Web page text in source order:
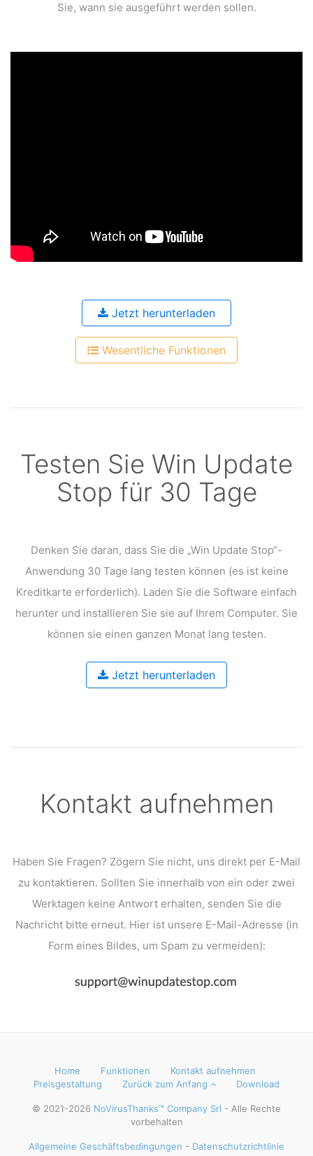
Sie, wann sie ausgeführt werden sollen.
Jetzt herunterladen
Wesentliche Funktionen
Testen Sie Win Update
Stop für 30 Tage
Denken Sie daran, dass Sie die „Win Update Stop“-
Anwendung 30 Tage lang testen können (es ist keine
Kreditkarte erforderlich). Laden Sie die Software einfach
herunter und installieren Sie sie auf Ihrem Computer. Sie
können sie einen ganzen Monat lang testen.
Jetzt herunterladen
Kontakt aufnehmen
Haben Sie Fragen? Zögern Sie nicht, uns direkt per E-Mail
zu kontaktieren. Sollten Sie innerhalb von ein oder zwei
Werktagen keine Antwort erhalten, senden Sie die
Nachricht bitte erneut. Hier ist unsere E-Mail-Adresse (in
Form eines Bildes, um Spam zu vermeiden):
Home Funktionen
Kontakt aufnehmen
Preisgestaltung
Zurück zum Anfang Download
© 2021-2026 NoVirusThanks™ Company Srl - Alle Rechte
vorbehalten
Allgemeine Geschäftsbedingungen - Datenschutzrichtlinie